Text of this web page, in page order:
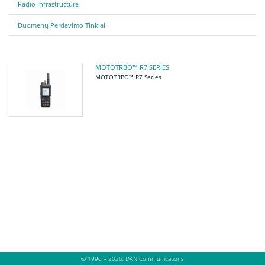
Radio Infrastructure
Duomenų Perdavimo Tinklai
MOTOTRBO™ R7 SERIES
MOTOTRBO™ R7 Series
© 1996 – 2026, DAN Communications